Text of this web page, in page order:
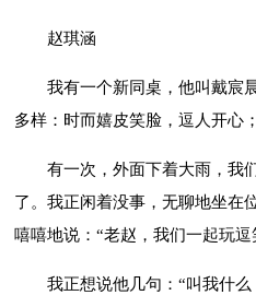
赵琪涵
我有一个新同桌，他叫戴宸
多样：时而嬉皮笑脸，逗人开心
有一次，外面下着大雨，我
了。我正闲着没事，无聊地坐在
嘻嘻地说：“老赵，我们一起玩逗
我正想说他几句：“叫我什么